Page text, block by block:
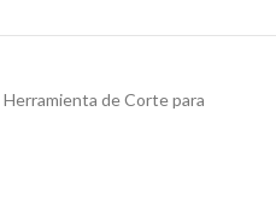
Herramienta de Corte para